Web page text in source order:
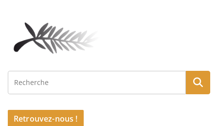
Retrouvez-nous !